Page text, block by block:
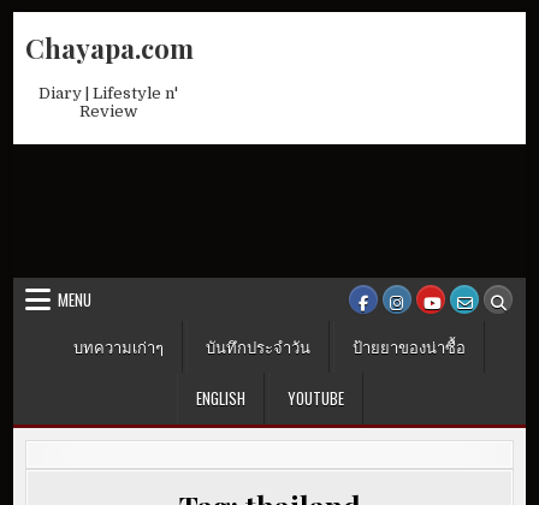
Chayapa.com
Diary | Lifestyle n'
Review
MENU
บทความเก่าๆ
บันทึกประจำวัน ป้ายยาของน่าซื้อ
ENGLISH YOUTUBE